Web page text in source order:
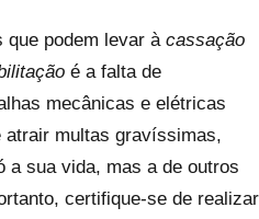
que podem levar à cassação
é a falta de
mecânicas e elétricas
atrair multas gravíssimas,
a sua vida, mas a de outros
certifique-se de realizar